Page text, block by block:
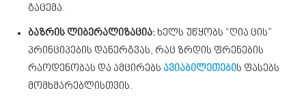
გაცემა.
ბაზრის ლიბერალიზაცია: ხელს უწყობს “ღია ცის”
პრინციპების დანერგვას, რაც ზრდის ფრენების
რაოდენობას და ამცირებს ავიაბილეთების ფასებს
მომხმარებლისთვის.